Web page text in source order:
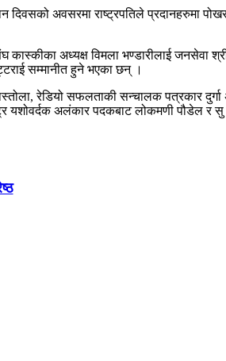
अवसरमा राष्ट्रपतिले प्रदानहरुमा
अध्यक्ष विमला भण्डारीलाई जनसेवा
सम्मानीत हुने भएका छन् ।
रेडियो सफलताकी सन्चालक पत्रकार
यशोवर्दक अलंकार पदकबाट लोकमणी पौडेल र